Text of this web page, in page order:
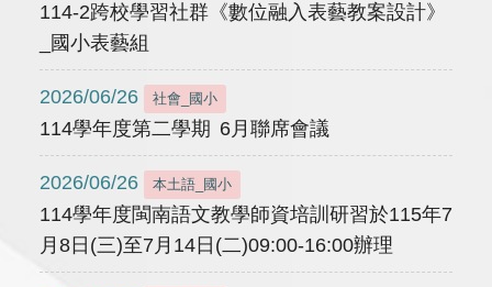
114-2跨校學習社群《數位融入表藝教案設計》
_國小表藝組
2026/06/26 社會_國小
114學年度第二學期 6月聯席會議
2026/06/26 本土語_國小
114學年度閩南語文教學師資培訓研習於115年7
月8日(三)至7月14日(二)09:00-16:00辦理